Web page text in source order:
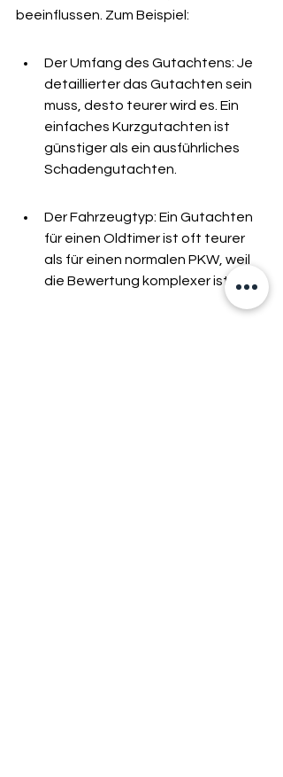
beeinflussen. Zum Beispiel:
Der Umfang des Gutachtens: Je
detaillierter das Gutachten sein
muss, desto teurer wird es. Ein
einfaches Kurzgutachten ist
günstiger als ein ausführliches
Schadengutachten.
Der Fahrzeugtyp: Ein Gutachten
für einen Oldtimer ist oft teurer
als für einen normalen PKW, weil
die Bewertung komplexer ist.